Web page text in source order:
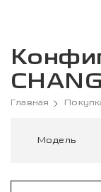
Главная
Модель